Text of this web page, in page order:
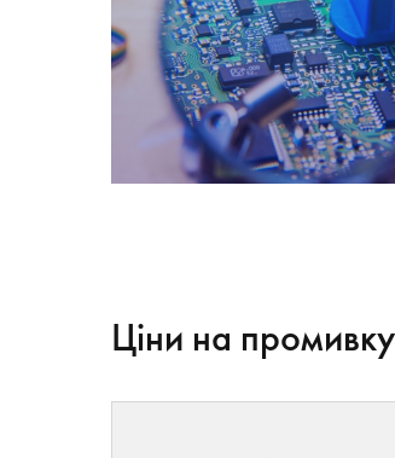
Ціни на промивку